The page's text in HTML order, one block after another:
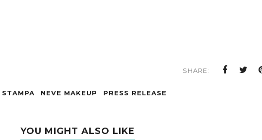
SHARE:
NEVE MAKEUP PRESS RELEASE
YOU MIGHT ALSO LIKE